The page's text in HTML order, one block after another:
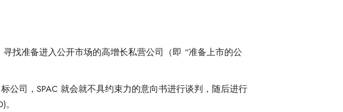
找准备进入公开市场的高增长私营公司（即 “准备上市的公
公司，SPAC 就会就不具约束力的意向书进行谈判，随后进行